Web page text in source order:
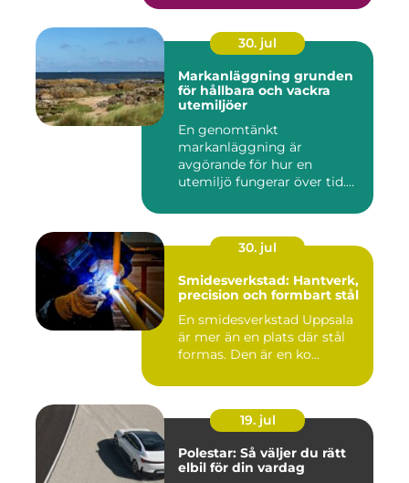
30. jul
Markanläggning grunden
för hållbara och vackra
utemiljöer
En genomtänkt
markanläggning är
avgörande för hur en
utemiljö fungerar över tid.
30. jul
Smidesverkstad: Hantverk,
precision och formbart stål
En smidesverkstad Uppsala
är mer än en plats där stål
formas. Den är en ko...
19. jul
Polestar: Så väljer du rätt
elbil för din vardag